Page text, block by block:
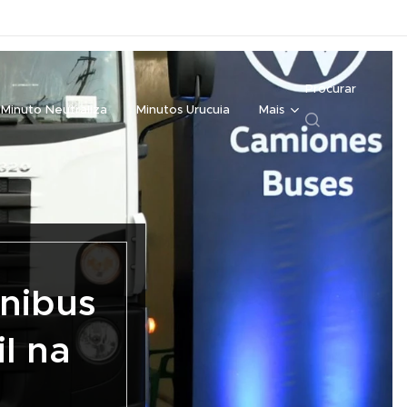
Minuto Neutraliza Minutos Urucuia Mais
Procurar
na